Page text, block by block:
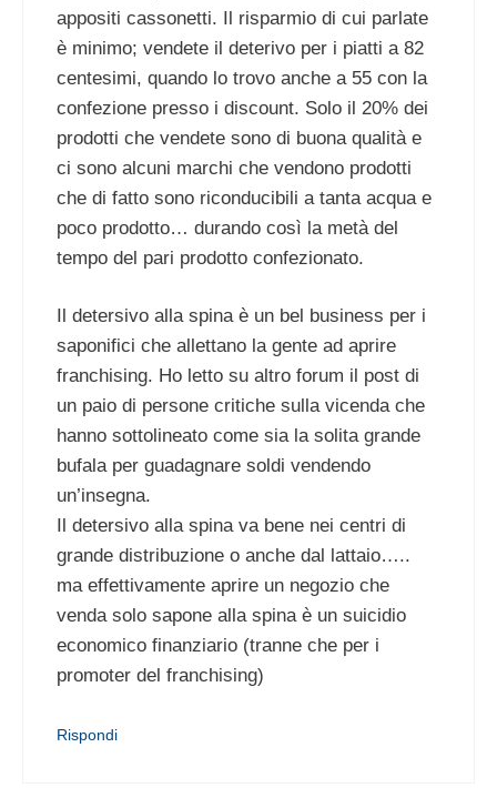
appositi cassonetti. Il risparmio di cui parlate
è minimo; vendete il deterivo per i piatti a 82
centesimi, quando lo trovo anche a 55 con la
confezione presso i discount. Solo il 20% dei
prodotti che vendete sono di buona qualità e
ci sono alcuni marchi che vendono prodotti
che di fatto sono riconducibili a tanta acqua e
poco prodotto… durando così la metà del
tempo del pari prodotto confezionato.
Il detersivo alla spina è un bel business per i
saponifici che allettano la gente ad aprire
franchising. Ho letto su altro forum il post di
un paio di persone critiche sulla vicenda che
hanno sottolineato come sia la solita grande
bufala per guadagnare soldi vendendo
un’insegna.
Il detersivo alla spina va bene nei centri di
grande distribuzione o anche dal lattaio…..
ma effettivamente aprire un negozio che
venda solo sapone alla spina è un suicidio
economico finanziario (tranne che per i
promoter del franchising)
Rispondi